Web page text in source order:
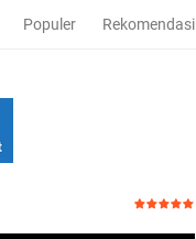
Populer Rekomendasi